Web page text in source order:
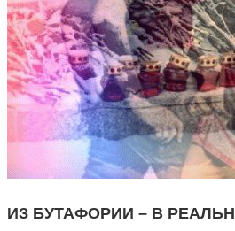
ИЗ БУТАФОРИИ – В